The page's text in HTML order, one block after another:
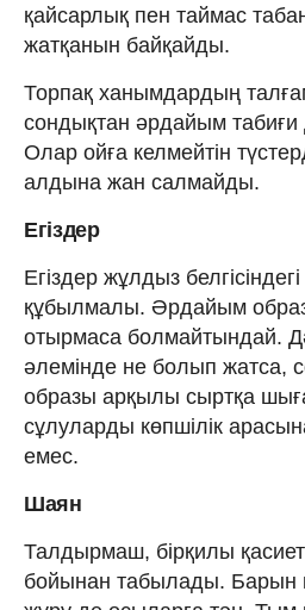
қайсарлық пен таймас
жатқанын байқайды.
Торпақ ханымдардың
сондықтан әрдайым табиғи
Олар ойға келмейтін
алдына жан салмайды.
Егіздер
Егіздер жұлдыз
құбылмалы. Әрдайым
отырмаса болмайтындай.
әлемінде не болып жатса,
образы арқылы сыртқа
сұлуларды көпшілік
емес.
Шаян
Талдырмаш, бірқилы
бойынан табылады. Барын